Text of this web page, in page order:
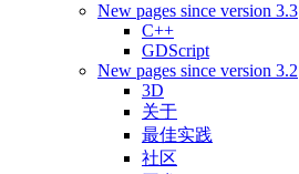
New pages since version 3.3
C++
GDScript
New pages since version 3.2
3D
关于
最佳实践
社区